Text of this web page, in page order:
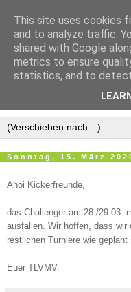
Sonntag, 15. März
Ahoi Kickerfreunde,
das Challenger am 28./29.03.
ausfallen. Wir hoffen, dass wir
restlichen Turniere wie geplant
Euer TLVMV.
This site uses cookies
and to analyze traffic.
shared with Google
metrics to ensure
statistics, and to detect